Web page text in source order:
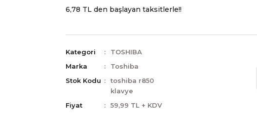
6,78 TL den başlayan taksitlerle!!
Kategori
TOSHIBA
Marka
Toshiba
Stok Kodu
toshiba r850
klavye
Fiyat
59,99 TL + KDV